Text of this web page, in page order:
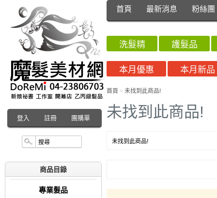
登入 註冊 團購單
首頁 最新消息 粉絲團
商品目錄
專業髮品
洗髮精
護髮品
本月優惠
本月新品
首頁 > 未找到此商品!
未找到此商品!
未找到此商品!